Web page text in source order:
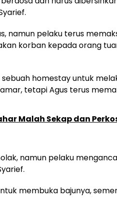
namun pelaku terus
korban kepada orang
homestay untuk
tetapi Agus terus
Malah Sekap dan
namun pelaku
membuka bajunya,